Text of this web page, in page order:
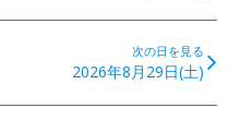
次の日を見る
2026年8月29日(土)